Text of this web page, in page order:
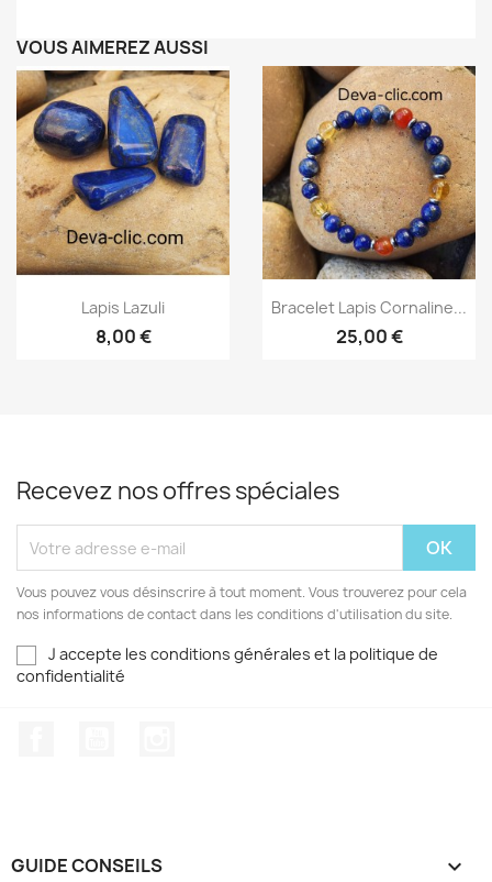
VOUS AIMEREZ AUSSI
Aperçu rapide
Lapis Lazuli
8,00 €
Aperçu rapide
Bracelet Lapis Cornaline...
25,00 €
Recevez nos offres spéciales
Vous pouvez vous désinscrire à tout moment. Vous trouverez pour cela
nos informations de contact dans les conditions d'utilisation du site.
J accepte les conditions générales et la politique de
confidentialité
GUIDE CONSEILS 